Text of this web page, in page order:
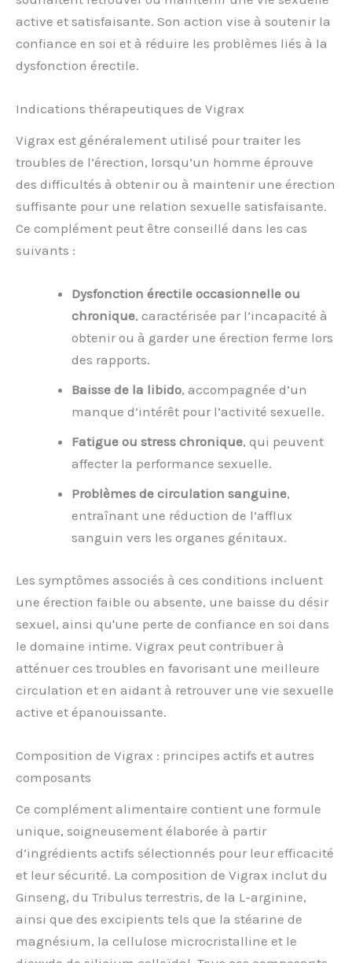
active et satisfaisante. Son action vise à soutenir la
confiance en soi et à réduire les problèmes liés à la
dysfonction érectile.
Indications thérapeutiques de Vigrax
Vigrax est généralement utilisé pour traiter les
troubles de l’érection, lorsqu’un homme éprouve
des difficultés à obtenir ou à maintenir une érection
suffisante pour une relation sexuelle satisfaisante.
Ce complément peut être conseillé dans les cas
suivants :
Dysfonction érectile occasionnelle ou
chronique, caractérisée par l’incapacité à
obtenir ou à garder une érection ferme lors
des rapports.
Baisse de la libido, accompagnée d’un
manque d’intérêt pour l’activité sexuelle.
Fatigue ou stress chronique, qui peuvent
affecter la performance sexuelle.
Problèmes de circulation sanguine,
entraînant une réduction de l’afflux
sanguin vers les organes génitaux.
Les symptômes associés à ces conditions incluent
une érection faible ou absente, une baisse du désir
sexuel, ainsi qu'une perte de confiance en soi dans
le domaine intime. Vigrax peut contribuer à
atténuer ces troubles en favorisant une meilleure
circulation et en aidant à retrouver une vie sexuelle
active et épanouissante.
Composition de Vigrax : principes actifs et autres
composants
Ce complément alimentaire contient une formule
unique, soigneusement élaborée à partir
d’ingrédients actifs sélectionnés pour leur efficacité
et leur sécurité. La composition de Vigrax inclut du
Ginseng, du Tribulus terrestris, de la L-arginine,
ainsi que des excipients tels que la stéarine de
magnésium, la cellulose microcristalline et le